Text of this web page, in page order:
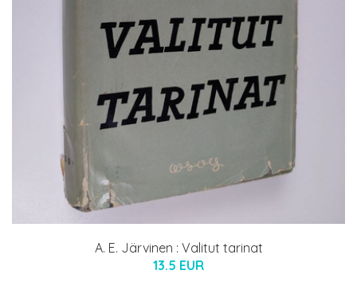
A. E. Järvinen : Valitut tarinat
13.5 EUR